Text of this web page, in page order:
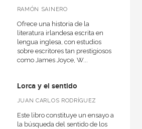
RAMÓN SAINERO
Ofrece una historia de la
literatura irlandesa escrita en
lengua inglesa, con estudios
sobre escritores tan prestigiosos
como James Joyce, W...
Lorca y el sentido
JUAN CARLOS RODRÍGUEZ
Este libro constituye un ensayo a
la búsqueda del sentido de los